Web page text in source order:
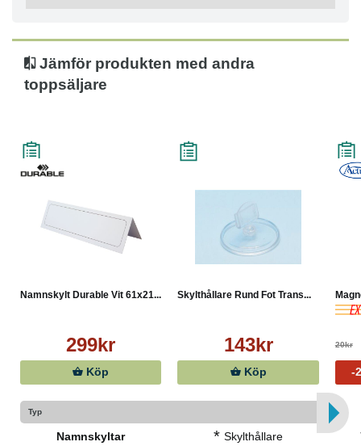
Jämför produkten med andra
toppsäljare
Namnskylt Durable Vit 61x21...
299kr
Köp
Skylthållare Rund Fot Trans...
143kr
Köp
20kr
-
Typ
Namnskyltar * Skylthållare